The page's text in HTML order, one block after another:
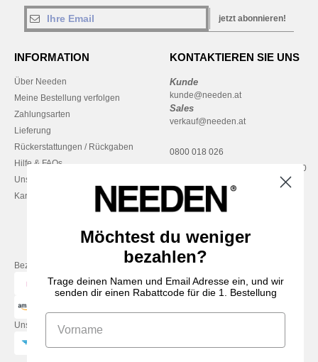
jetzt abonnieren!
INFORMATION
Über Needen
Meine Bestellung verfolgen
Zahlungsarten
Lieferung
Rückerstattungen / Rückgaben
Hilfe & FAQs
Unsere Engagements
Karriere
KONTAKTIEREN SIE UNS
Kunde
kunde@needen.at
Sales
verkauf@needen.at
0800 018 026
Montag – Donnerstag: 10:00–13:00
Freitag: 10:00–14:00
Bezahlung mit
Unsere Paketzusteller
Möchtest du weniger
bezahlen?
Trage deinen Namen und Email Adresse ein, und wir
senden dir einen Rabattcode für die 1. Bestellung